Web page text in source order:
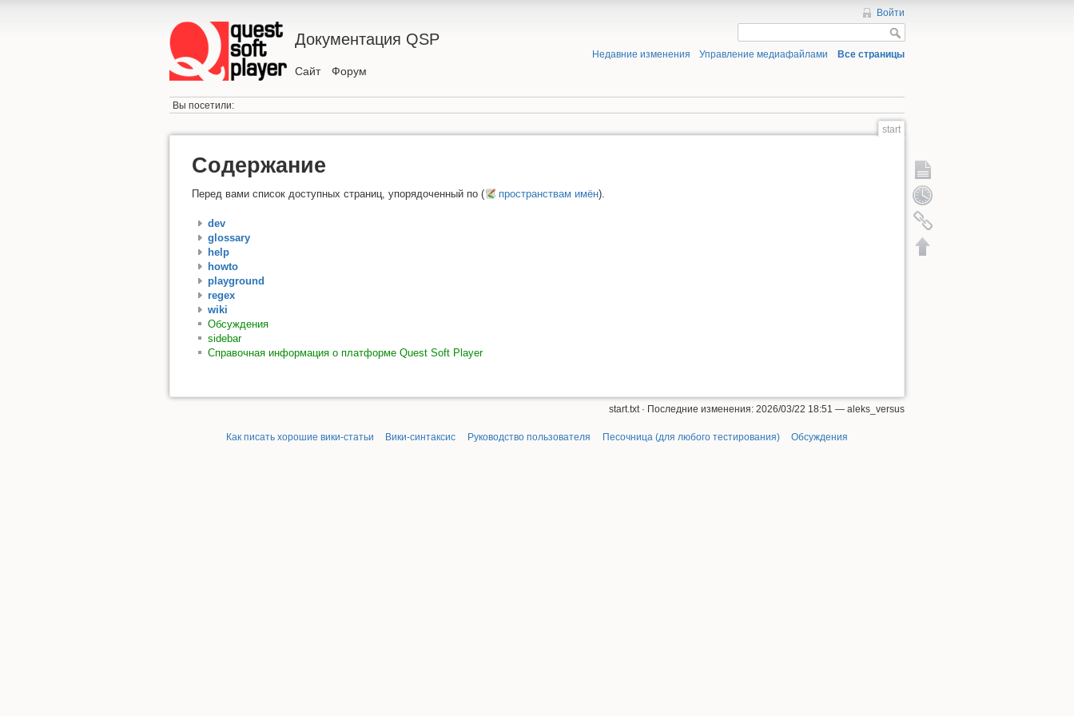
Документация QSP
Сайт Форум
Войти
Недавние изменения Управление медиафайлами Все страницы
Вы посетили:
start
Содержание
Перед вами список доступных страниц, упорядоченный по ( пространствам имён).
dev
glossary
help
howto
playground
regex
wiki
Обсуждения
sidebar
Справочная информация о платформе Quest Soft Player
start.txt · Последние изменения: 2026/03/22 18:51 — aleks_versus
Как писать хорошие вики-статьи Вики-синтаксис Руководство пользователя Песочница (для любого тестирования) Обсуждения